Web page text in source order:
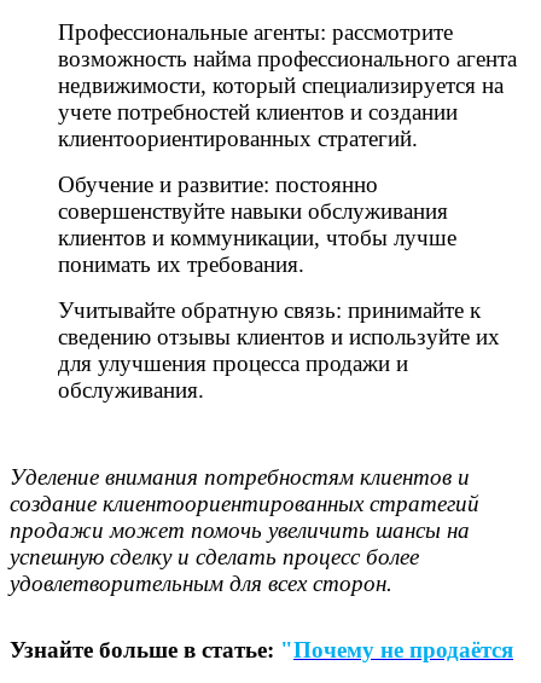
Профессиональные агенты: рассмотрите
возможность найма профессионального агента
недвижимости, который специализируется на
учете потребностей клиентов и создании
клиентоориентированных стратегий.
Обучение и развитие: постоянно
совершенствуйте навыки обслуживания
клиентов и коммуникации, чтобы лучше
понимать их требования.
Учитывайте обратную связь: принимайте к
сведению отзывы клиентов и используйте их
для улучшения процесса продажи и
обслуживания.
Уделение внимания потребностям клиентов и
создание клиентоориентированных стратегий
продажи может помочь увеличить шансы на
успешную сделку и сделать процесс более
удовлетворительным для всех сторон.
Узнайте больше в статье: "Почему не продаётся